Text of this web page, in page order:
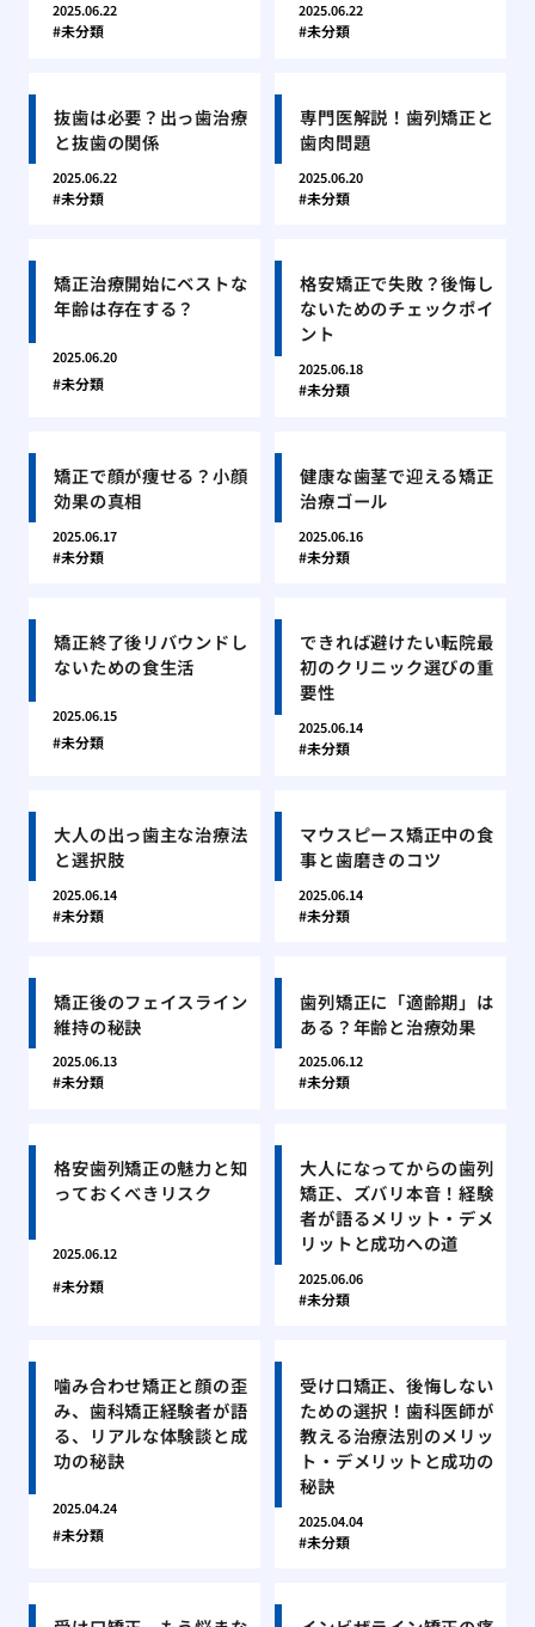
2025.06.22
未分類
2025.06.22
未分類
抜歯は必要？出っ歯治療
と抜歯の関係
2025.06.22
未分類
専門医解説！歯列矯正と
歯肉問題
2025.06.20
未分類
矯正治療開始にベストな
年齢は存在する？
2025.06.20
未分類
格安矯正で失敗？後悔し
ないためのチェックポイ
ント
2025.06.18
未分類
矯正で顔が痩せる？小顔
効果の真相
2025.06.17
未分類
健康な歯茎で迎える矯正
治療ゴール
2025.06.16
未分類
矯正終了後リバウンドし
ないための食生活
2025.06.15
未分類
できれば避けたい転院最
初のクリニック選びの重
要性
2025.06.14
未分類
大人の出っ歯主な治療法
と選択肢
2025.06.14
未分類
マウスピース矯正中の食
事と歯磨きのコツ
2025.06.14
未分類
矯正後のフェイスライン
維持の秘訣
2025.06.13
未分類
歯列矯正に「適齢期」は
ある？年齢と治療効果
2025.06.12
未分類
格安歯列矯正の魅力と知
っておくべきリスク
2025.06.12
未分類
大人になってからの歯列
矯正、ズバリ本音！経験
者が語るメリット・デメ
リットと成功への道
2025.06.06
未分類
噛み合わせ矯正と顔の歪
み、歯科矯正経験者が語
る、リアルな体験談と成
功の秘訣
2025.04.24
未分類
受け口矯正、後悔しない
ための選択！歯科医師が
教える治療法別のメリッ
ト・デメリットと成功の
秘訣
2025.04.04
未分類